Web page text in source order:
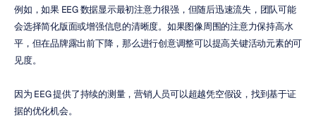
例如，如果 EEG 数据显示最初注意力很强，但随后迅速流失，团队可能
会选择简化版面或增强信息的清晰度。如果图像周围的注意力保持高水
平，但在品牌露出前下降，那么进行创意调整可以提高关键活动元素的可
见度。
因为 EEG 提供了持续的测量，营销人员可以超越凭空假设，找到基于证
据的优化机会。